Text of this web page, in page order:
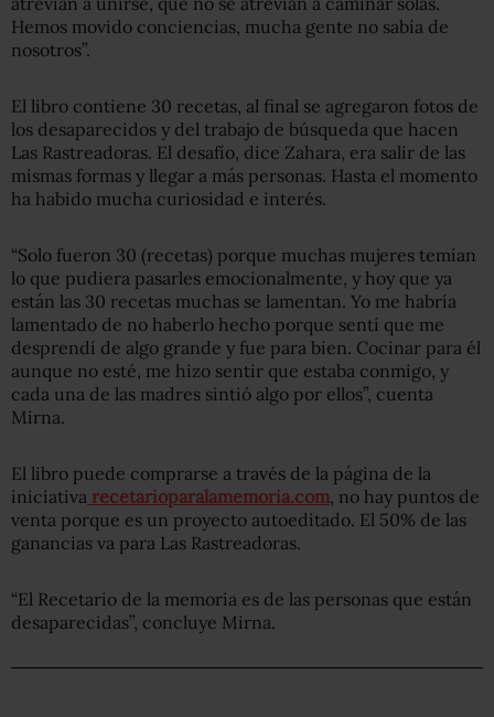
Hemos movido conciencias, mucha gente no sabía de
nosotros”.
El libro contiene 30 recetas, al final se agregaron fotos de
los desaparecidos y del trabajo de búsqueda que hacen
Las Rastreadoras. El desafío, dice Zahara, era salir de las
mismas formas y llegar a más personas. Hasta el momento
ha habido mucha curiosidad e interés.
“Solo fueron 30 (recetas) porque muchas mujeres temían
lo que pudiera pasarles emocionalmente, y hoy que ya
están las 30 recetas muchas se lamentan. Yo me habría
lamentado de no haberlo hecho porque sentí que me
desprendí de algo grande y fue para bien. Cocinar para él
aunque no esté, me hizo sentir que estaba conmigo, y
cada una de las madres sintió algo por ellos”, cuenta
Mirna.
El libro puede comprarse a través de la página de la
iniciativa recetarioparalamemoria.com , no hay puntos de
venta porque es un proyecto autoeditado. El 50% de las
ganancias va para Las Rastreadoras.
“El Recetario de la memoria es de las personas que están
desaparecidas”, concluye Mirna.